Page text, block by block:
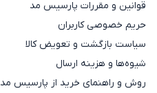
قوانین و مقررات پارسیس مد
حریم خصوصی کاربران
سیاست بازگشت و تعویض کالا
شیوه‌ها و هزینه ارسال
روش و راهنمای خرید از پارسیس مد